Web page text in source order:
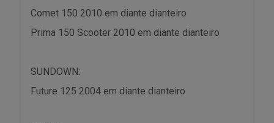
Comet 150 2010 em diante dianteiro
Prima 150 Scooter 2010 em diante dianteiro
SUNDOWN:
Future 125 2004 em diante dianteiro